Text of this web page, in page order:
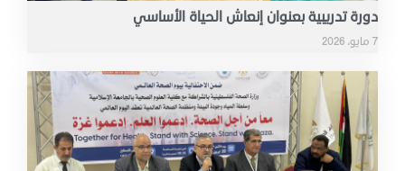
دورة تدريبية بعنوان إنعاش الحياة الأساسي
7 مايو، 2026